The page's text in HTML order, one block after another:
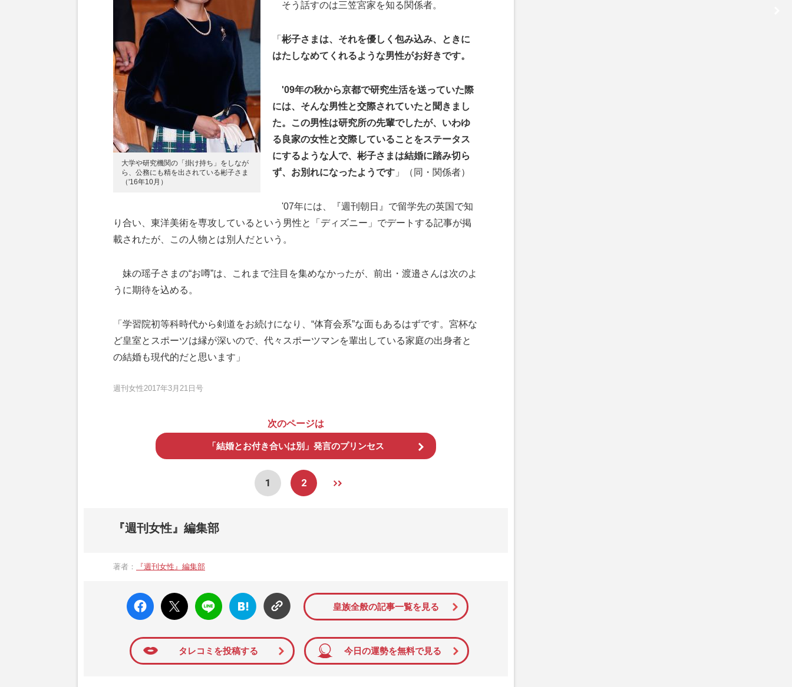
大学や研究機関の「掛け持ち」をしなが
ら、公務にも精を出されている彬子さま
（'16年10月）
そう話すのは三笠宮家を知る関係者。
「 彬子さまは、それを優しく包み込み、ときに
はたしなめてくれるような男性がお好きです。
'09年の秋から京都で研究生活を送っていた際
には、そんな男性と交際されていたと聞きまし
た。この男性は研究所の先輩でしたが、いわゆ
る良家の女性と交際していることをステータス
にするような人で、彬子さまは結婚に踏み切ら
ず、お別れになったようです 」（同・関係者）
'07年には、『週刊朝日』で留学先の英国で知
り合い、東洋美術を専攻しているという男性と「ディズニー」でデートする記事が掲
載されたが、この人物とは別人だという。
妹の瑶子さまの“お噂”は、これまで注目を集めなかったが、前出・渡邉さんは次のよ
うに期待を込める。
「学習院初等科時代から剣道をお続けになり、“体育会系”な面もあるはずです。宮杯な
ど皇室とスポーツは縁が深いので、代々スポーツマンを輩出している家庭の出身者と
の結婚も現代的だと思います」
週刊女性2017年3月21日号
次のページは
「結婚とお付き合いは別」発言のプリンセス
1 2
『週刊女性』編集部
著者： 『週刊女性』編集部
faceboo
k いい
ね
X ポス
ト
LINE
はてな
ブック
マーク
皇族全般の記事一覧を見る
タレコミを投稿する 今日の運勢を無料で見る